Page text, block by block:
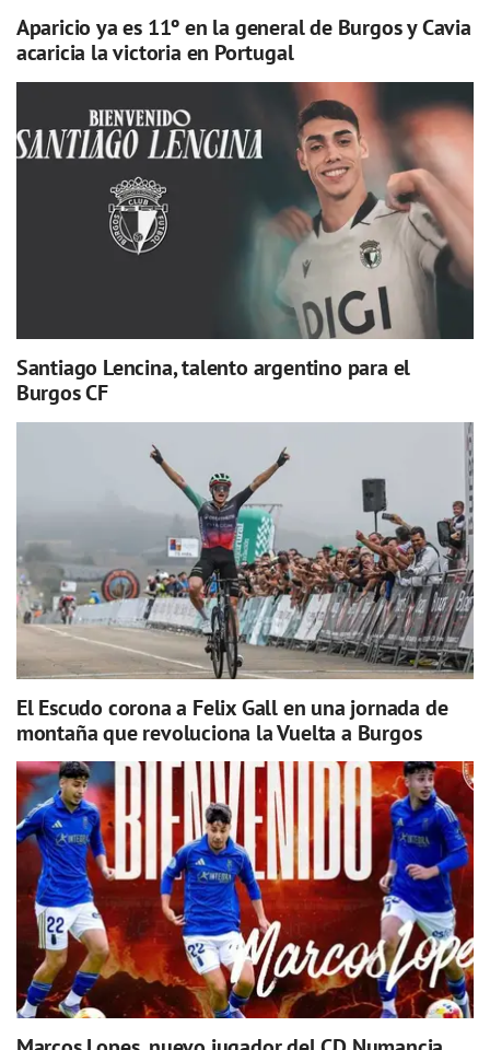
Aparicio ya es 11º en la general de Burgos y Cavia
acaricia la victoria en Portugal
Santiago Lencina, talento argentino para el
Burgos CF
El Escudo corona a Felix Gall en una jornada de
montaña que revoluciona la Vuelta a Burgos